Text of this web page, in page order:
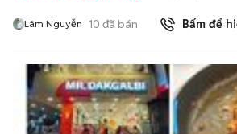
Lâm Nguyễn 10 đã bán Bấm để